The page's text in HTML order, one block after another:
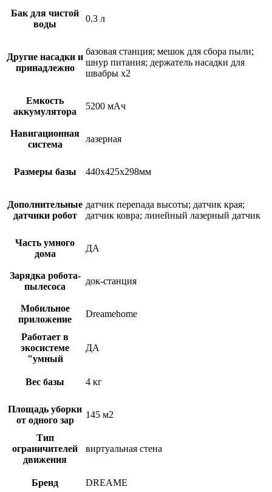
Бак для чистой
воды
0.3 л
Другие насадки и
принадлежно
базовая станция; мешок для сбора пыли;
шнур питания; держатель насадки для
швабры х2
Емкость
аккумулятора
5200 мAч
Навигационная
система
лазерная
Размеры базы 440x425x298мм
Дополнительные
датчики робот
датчик перепада высоты; датчик края;
датчик ковра; линейный лазерный датчик
Часть умного
дома
ДА
Зарядка робота-
пылесоса
док-станция
Мобильное
приложение
Dreamehome
Работает в
экосистеме
"умный
ДА
Вес базы 4 кг
Площадь уборки
от одного зар
145 м2
Тип
ограничителей
движения
виртуальная стена
Бренд DREAME